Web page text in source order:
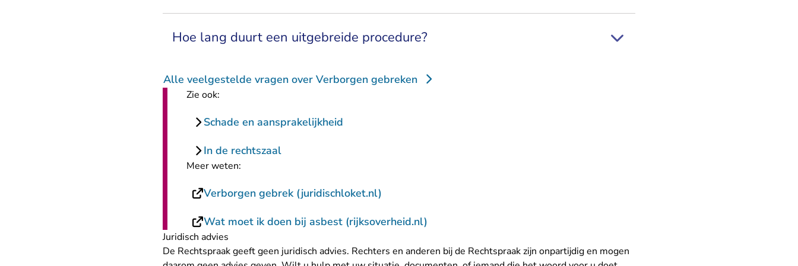
Hoe lang duurt een uitgebreide procedure?
Alle veelgestelde vragen over Verborgen gebreken
Zie ook:
Schade en aansprakelijkheid
In de rechtszaal
Meer weten:
Verborgen gebrek (juridischloket.nl)
Wat moet ik doen bij asbest (rijksoverheid.nl)
Juridisch advies
De Rechtspraak geeft geen juridisch advies. Rechters en anderen bij de Rechtspraak zijn onpartijdig en mogen